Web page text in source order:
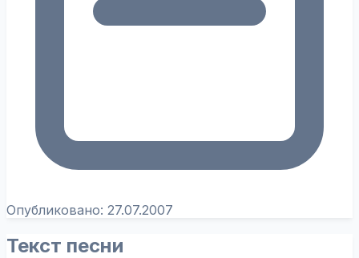
Опубликовано: 27.07.2007
Текст песни